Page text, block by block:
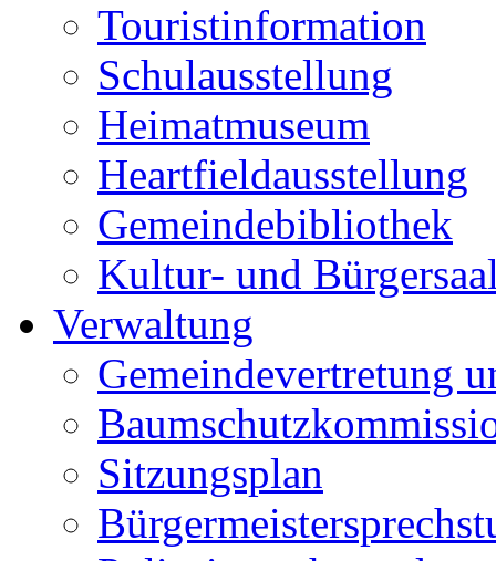
Touristinformation
Schulausstellung
Heimatmuseum
Heartfieldausstellung
Gemeindebibliothek
Kultur- und
Verwaltung
Gemeindevertretung
Sitzungsplan